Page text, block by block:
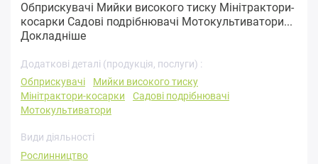
Обприскувачі Мийки високого тиску Мінітрактори-
косарки Садові подрібнювачі Мотокультиватори...
Докладніше
Додаткові деталі (продукція, послуги) :
Обприскувачі
Мийки високого тиску
Мінітрактори-косарки
Садові подрібнювачі
Мотокультиватори
Види діяльності
Рослинництво